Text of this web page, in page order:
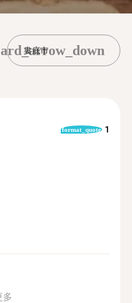
婁底市
format_quote 1
多